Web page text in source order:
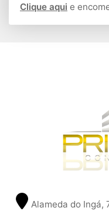
Clique aqui e
Alameda do Ingá,